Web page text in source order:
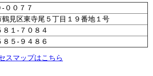
-００７７
鶴見区東寺尾５丁目１９番地１号
８１-７０８４
８５-９４８６
スマップはこちら